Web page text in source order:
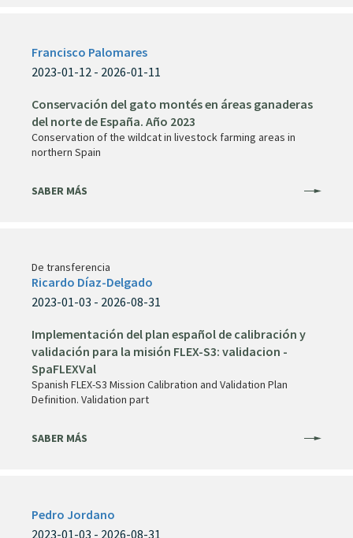
Francisco Palomares
2023-01-12 - 2026-01-11
Conservación del gato montés en áreas ganaderas
del norte de España. Año 2023
Conservation of the wildcat in livestock farming areas in
northern Spain
SABER MÁS
De transferencia
Ricardo Díaz-Delgado
2023-01-03 - 2026-08-31
Implementación del plan español de calibración y
validación para la misión FLEX-S3: validacion -
SpaFLEXVal
Spanish FLEX-S3 Mission Calibration and Validation Plan
Definition. Validation part
SABER MÁS
Pedro Jordano
2023-01-03 - 2026-08-31